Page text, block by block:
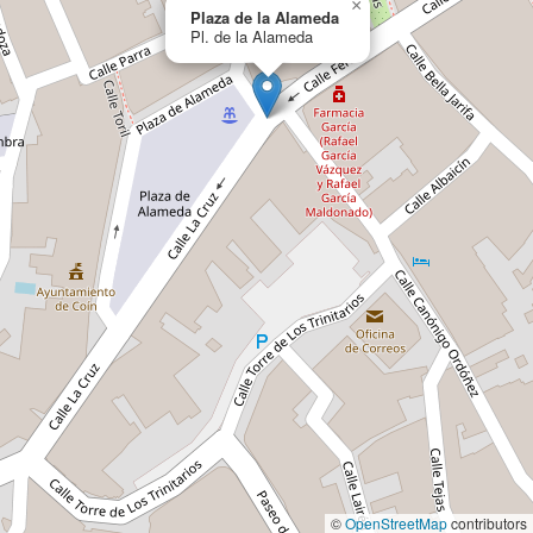
Plaza de la Alameda
Pl. de la Alameda
×
©OpenStreetMapcontributors